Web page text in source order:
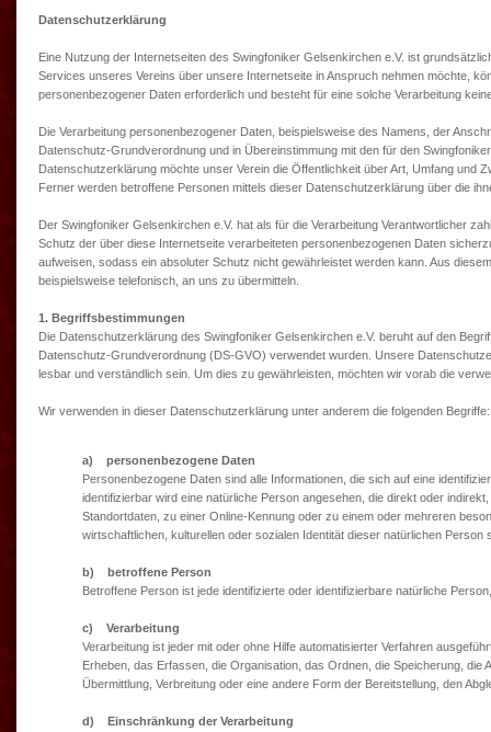
Datenschutzerklärung
Eine Nutzung der Internetseiten des Swingfoniker Gelsenkirchen e.V. ist
Services unseres Vereins über unsere Internetseite in Anspruch nehmen möchte,
personenbezogener Daten erforderlich und besteht für eine solche Verarbeitung
Die Verarbeitung personenbezogener Daten, beispielsweise des Namens, der
Datenschutz-Grundverordnung und in Übereinstimmung mit den für den
Datenschutzerklärung möchte unser Verein die Öffentlichkeit über Art, Umfang
Ferner werden betroffene Personen mittels dieser Datenschutzerklärung über die
Der Swingfoniker Gelsenkirchen e.V. hat als für die Verarbeitung Verantwortlicher
Schutz der über diese Internetseite verarbeiteten personenbezogenen Daten
aufweisen, sodass ein absoluter Schutz nicht gewährleistet werden kann. Aus
beispielsweise telefonisch, an uns zu übermitteln.
1. Begriffsbestimmungen
Die Datenschutzerklärung des Swingfoniker Gelsenkirchen e.V. beruht auf den
Datenschutz-Grundverordnung (DS-GVO) verwendet wurden. Unsere
lesbar und verständlich sein. Um dies zu gewährleisten, möchten wir vorab die
Wir verwenden in dieser Datenschutzerklärung unter anderem die folgenden Begriffe:
a) personenbezogene Daten
Personenbezogene Daten sind alle Informationen, die sich auf eine
identifizierbar wird eine natürliche Person angesehen, die direkt oder
Standortdaten, zu einer Online-Kennung oder zu einem oder mehreren
wirtschaftlichen, kulturellen oder sozialen Identität dieser natürlichen Person
b) betroffene Person
Betroffene Person ist jede identifizierte oder identifizierbare natürliche
c) Verarbeitung
Verarbeitung ist jeder mit oder ohne Hilfe automatisierter Verfahren
Erheben, das Erfassen, die Organisation, das Ordnen, die Speicherung,
Übermittlung, Verbreitung oder eine andere Form der Bereitstellung, den
d) Einschränkung der Verarbeitung